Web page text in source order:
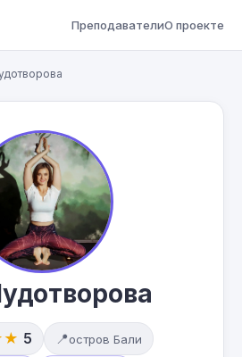
ПреподавателиО проекте
5 📍остров Бали